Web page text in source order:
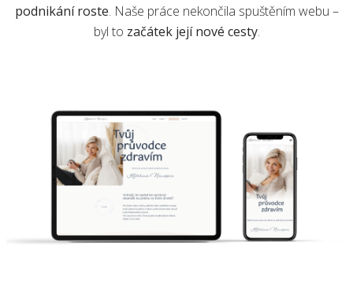
podnikání roste. Naše práce nekončila spuštěním webu –
byl to začátek její nové cesty.